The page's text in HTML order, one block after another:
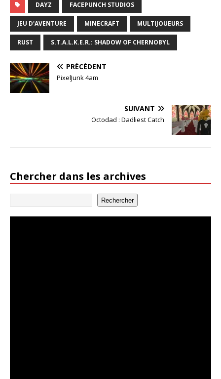
DAYZ FACEPUNCH STUDIOS
JEU D'AVENTURE MINECRAFT MULTIJOUEURS
RUST S.T.A.L.K.E.R.: SHADOW OF CHERNOBYL
PRÉCÉDENT
PixelJunk 4am
SUIVANT
Octodad : Dadliest Catch
Chercher dans les archives
Rechercher